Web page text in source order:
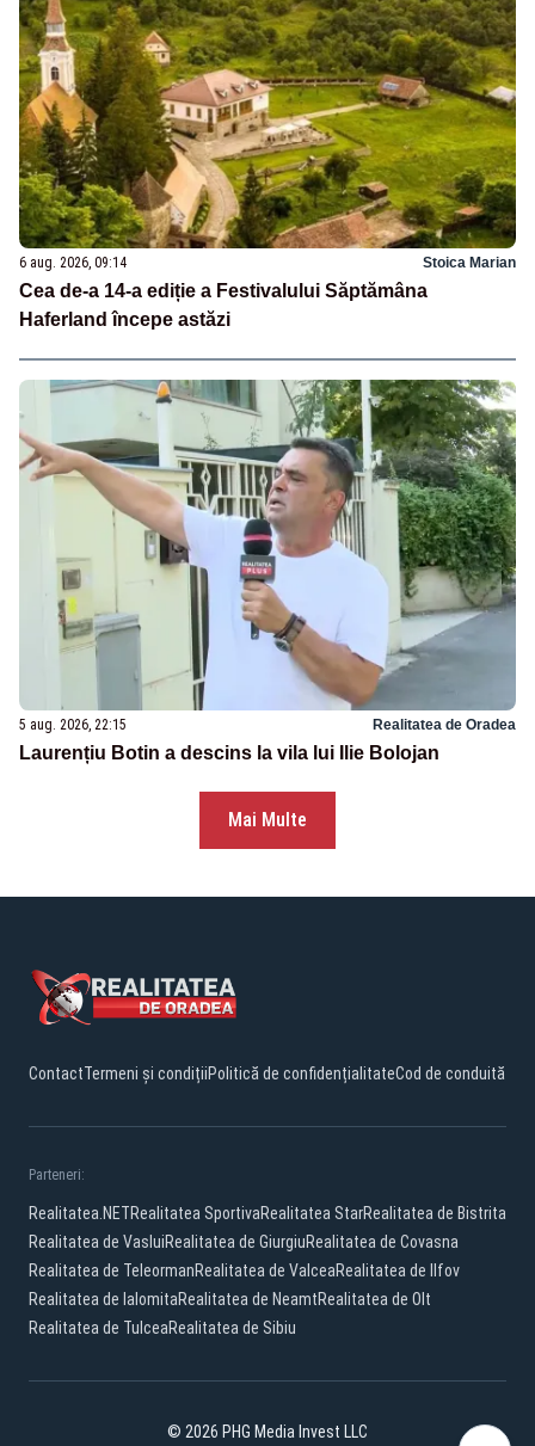
6 aug. 2026, 09:14 Stoica Marian
Cea de-a 14-a ediție a Festivalului Săptămâna
Haferland începe astăzi
5 aug. 2026, 22:15 Realitatea de Oradea
Laurențiu Botin a descins la vila lui Ilie Bolojan
Mai Multe
ContactTermeni și condițiiPolitică de confidențialitateCod de conduită
Parteneri:
Realitatea.NETRealitatea SportivaRealitatea StarRealitatea de Bistrita
Realitatea de VasluiRealitatea de GiurgiuRealitatea de Covasna
Realitatea de TeleormanRealitatea de ValceaRealitatea de Ilfov
Realitatea de IalomitaRealitatea de NeamtRealitatea de Olt
Realitatea de TulceaRealitatea de Sibiu
© 2026 PHG Media Invest LLC